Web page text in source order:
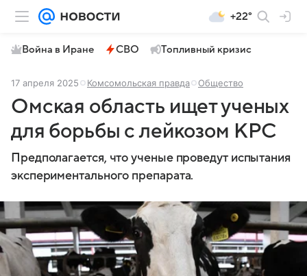
+22°
Война в Иране СВО Топливный кризис
17 апреля 2025 Комсомольская правда Общество
Омская область ищет ученых
для борьбы с лейкозом КРС
Предполагается, что ученые проведут испытания
экспериментального препарата.